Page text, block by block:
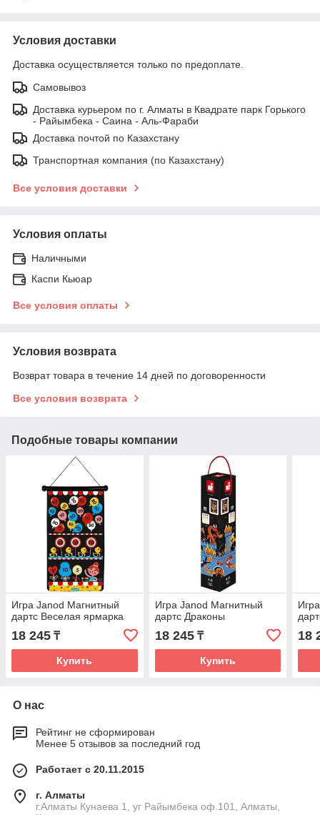
Условия доставки
Доставка осуществляется только по предоплате.
Самовывоз
Доставка курьером по г. Алматы в Квадрате парк Горького
- Райымбека - Саина - Аль-Фараби
Доставка почтой по Казахстану
Транспортная компания (по Казахстану)
Все условия доставки
Условия оплаты
Наличными
Каспи Кьюар
Все условия оплаты
Условия возврата
Возврат товара в течение 14 дней по договоренности
Все условия возврата
Подобные товары компании
Игра Janod Магнитный
дартс Веселая ярмарка
18 245 ₸
Купить
Игра Janod Магнитный
дартс Драконы
18 245₸
Купить
18
О нас
Рейтинг не сформирован
Менее 5 отзывов за последний год
Работает с 20.11.2015
г. Алматы
г.Алматы Кунаева 1, уг Райымбека оф.101, Алматы,